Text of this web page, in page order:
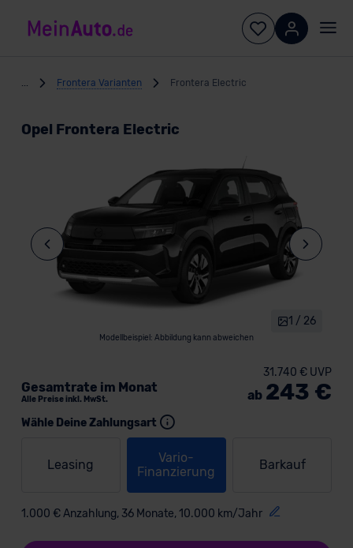
Frontera Varianten Frontera Electric
Opel Frontera Electric
Modellbeispiel: Abbildung kann abweichen
1 / 26
Wähle Deine Zahlungsart
Leasing
Vario-
Finanzierung
Barkauf
1.000 € Anzahlung, 36 Monate, 10.000 km/Jahr
Gesamtrate im Monat
Alle Preise inkl. MwSt.
31.740 € UVP
ab 243 €